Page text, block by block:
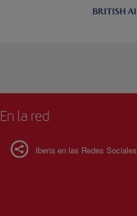
En la red
Iberia en las Redes Sociales